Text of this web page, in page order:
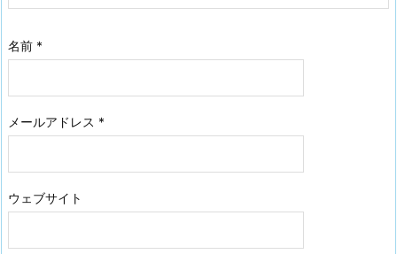
名前 *
メールアドレス *
ウェブサイト